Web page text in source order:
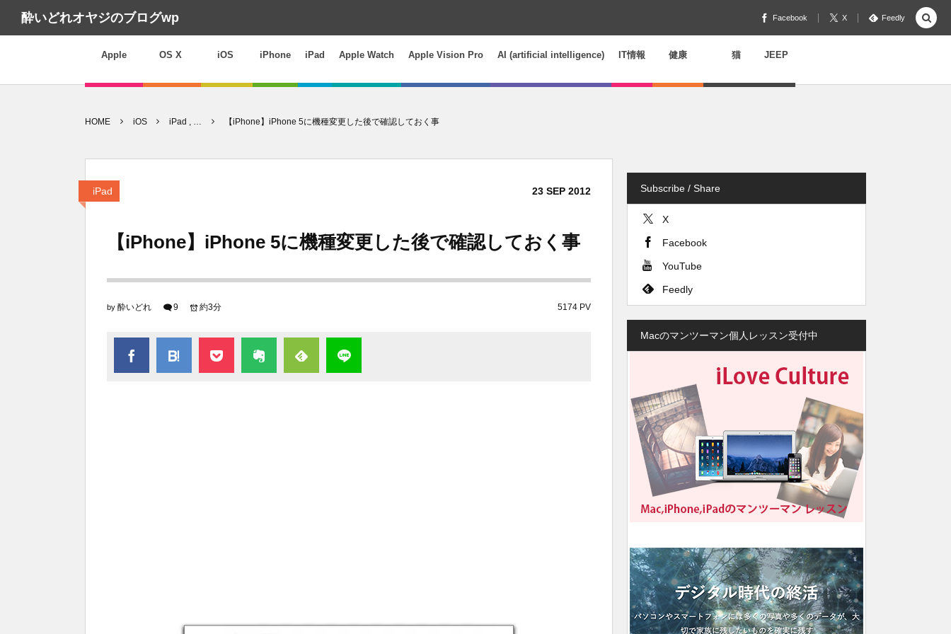
酔いどれオヤジのブログwp Facebook X Feedly
Apple OS X iOS iPhone iPad Apple Watch Apple Vision Pro AI (artificial intelligence) IT情報 健康 猫 JEEP
HOME iOS iPad , … 【iPhone】iPhone 5に機種変更した後で確認しておく事
iPad 23 SEP 2012
【iPhone】iPhone 5に機種変更した後で確認しておく事
by 酔いどれ 9 5174 PV
約3分
Subscribe / Share
X
Facebook
YouTube
Feedly
Macのマンツーマン個人レッスン受付中